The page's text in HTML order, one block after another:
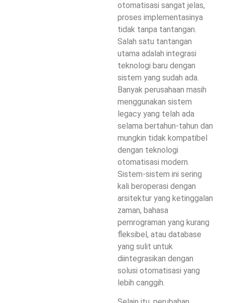
otomatisasi sangat jelas,
proses implementasinya
tidak tanpa tantangan.
Salah satu tantangan
utama adalah integrasi
teknologi baru dengan
sistem yang sudah ada.
Banyak perusahaan masih
menggunakan sistem
legacy yang telah ada
selama bertahun-tahun dan
mungkin tidak kompatibel
dengan teknologi
otomatisasi modern.
Sistem-sistem ini sering
kali beroperasi dengan
arsitektur yang ketinggalan
zaman, bahasa
pemrograman yang kurang
fleksibel, atau database
yang sulit untuk
diintegrasikan dengan
solusi otomatisasi yang
lebih canggih.